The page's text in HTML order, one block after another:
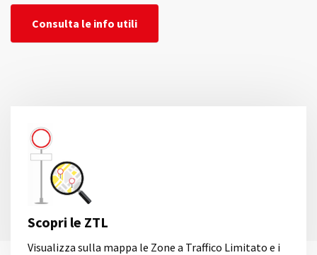
Consulta le info utili
Scopri le ZTL
Visualizza sulla mappa le Zone a Traffico Limitato e i